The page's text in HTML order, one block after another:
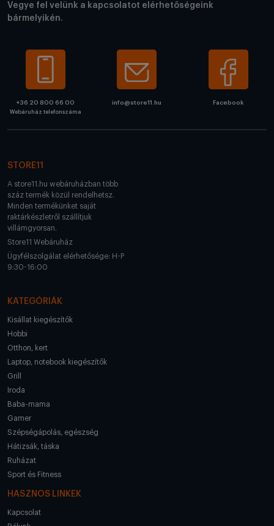
Vegye fel velünk a kapcsolatot elérhetőségeink
bármelyikén.
+36 20 800 66 00
Webáruház telefonszáma
info@store11.hu Facebook
STORE11
A store11.hu webáruházban több
száz termék közül rendelhetsz.
Minden termékünket saját
raktárkészletről szállítjuk
villámgyorsan.
Store11 Webáruház
Ügyfélszolgálat elérhetősége: H-P
9:30-16:00
KATEGÓRIÁK
Kisállat kiegészítők
Hobbi
Otthon, kert
Laptop, notebook kiegészítők
Grill
Iroda
Baba-mama
Gamer
Szépségápolás, egészség
Hátizsák, táska
Ruházat
Sport és Fitness
HASZNOS LINKEK
Kapcsolat